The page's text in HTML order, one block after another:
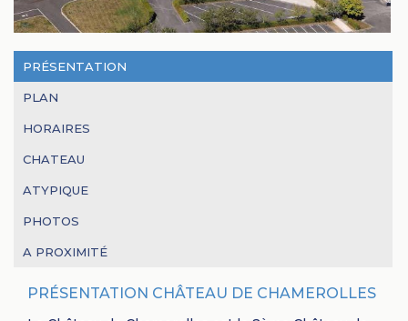
PRÉSENTATION
PLAN
HORAIRES
CHATEAU
ATYPIQUE
PHOTOS
A PROXIMITÉ
PRÉSENTATION CHÂTEAU DE CHAMEROLLES